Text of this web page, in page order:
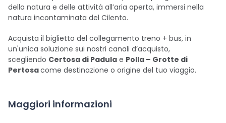
della natura e delle attività all’aria aperta, immersi nella
natura incontaminata del Cilento.
Acquista il biglietto del collegamento treno + bus, in
un'unica soluzione sui nostri canali d’acquisto,
scegliendo Certosa di Padula e Polla – Grotte di
Pertosacome destinazione o origine del tuo viaggio.
Maggiori informazioni